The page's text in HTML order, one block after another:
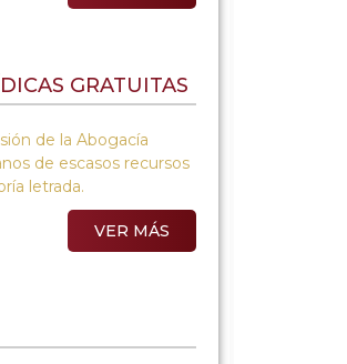
GRATUITAS
de la Abogacía
de escasos recursos
letrada.
VER MÁS